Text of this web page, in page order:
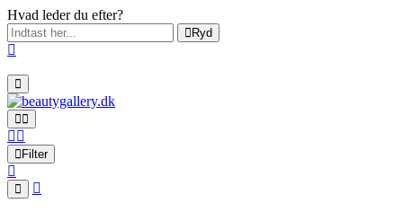
Hvad leder du efter?
Ryd
Filter